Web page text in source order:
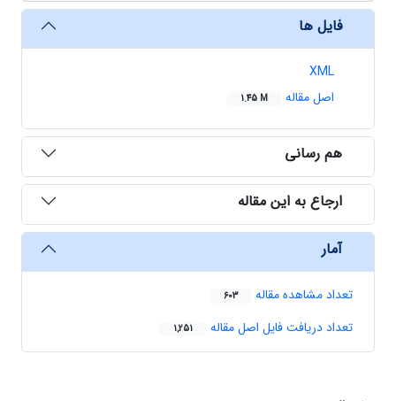
فایل ها
XML
اصل مقاله
1.45 M
هم رسانی
ارجاع به این مقاله
آمار
تعداد مشاهده مقاله 603
تعداد دریافت فایل اصل مقاله 1,251